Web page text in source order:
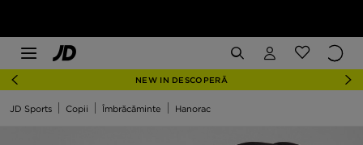
NEW IN DESCOPERĂ
JD Sports Copii Îmbrăcăminte Hanorac